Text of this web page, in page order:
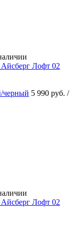
черный 5 990 руб. /